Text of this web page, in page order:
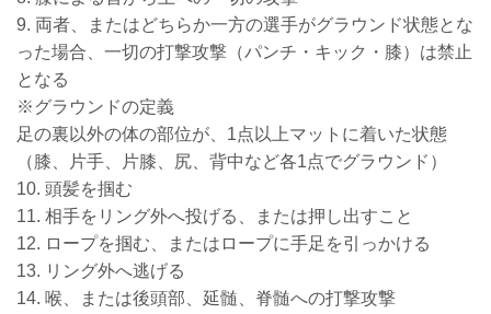
9. 両者、またはどちらか一方の選手がグラウンド状態とな
った場合、一切の打撃攻撃（パンチ・キック・膝）は禁止
となる
※グラウンドの定義
足の裏以外の体の部位が、1点以上マットに着いた状態
（膝、片手、片膝、尻、背中など各1点でグラウンド）
10. 頭髪を掴む
11. 相手をリング外へ投げる、または押し出すこと
12. ロープを掴む、またはロープに手足を引っかける
13. リング外へ逃げる
14. 喉、または後頭部、延髄、脊髄への打撃攻撃